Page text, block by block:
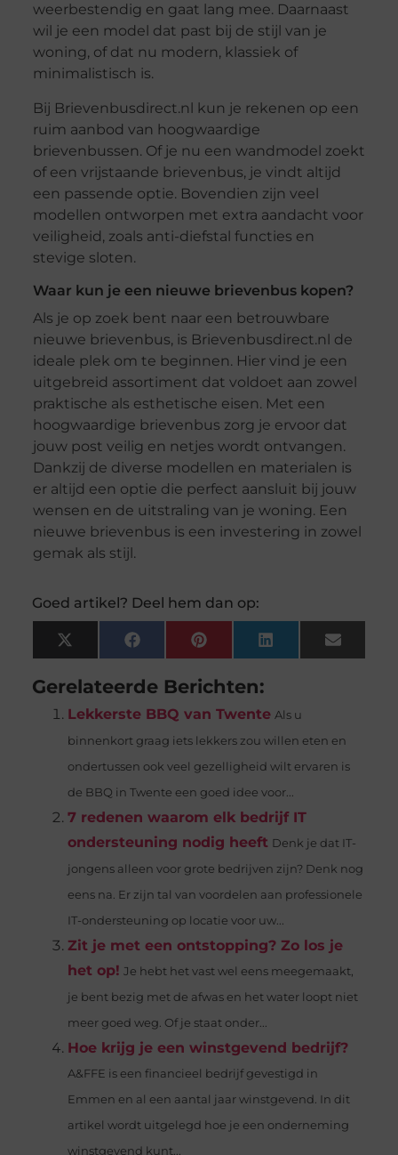
weerbestendig en gaat lang mee. Daarnaast
wil je een model dat past bij de stijl van je
woning, of dat nu modern, klassiek of
minimalistisch is.
Bij Brievenbusdirect.nl kun je rekenen op een
ruim aanbod van hoogwaardige
brievenbussen. Of je nu een wandmodel zoekt
of een vrijstaande brievenbus, je vindt altijd
een passende optie. Bovendien zijn veel
modellen ontworpen met extra aandacht voor
veiligheid, zoals anti-diefstal functies en
stevige sloten.
Waar kun je een nieuwe brievenbus kopen?
Als je op zoek bent naar een betrouwbare
nieuwe brievenbus, is Brievenbusdirect.nl de
ideale plek om te beginnen. Hier vind je een
uitgebreid assortiment dat voldoet aan zowel
praktische als esthetische eisen. Met een
hoogwaardige brievenbus zorg je ervoor dat
jouw post veilig en netjes wordt ontvangen.
Dankzij de diverse modellen en materialen is
er altijd een optie die perfect aansluit bij jouw
wensen en de uitstraling van je woning. Een
nieuwe brievenbus is een investering in zowel
gemak als stijl.
Goed artikel? Deel hem dan op:
X
(Twitter)
FacebookPinterestLinkedInEmail
Gerelateerde Berichten:
Lekkerste BBQ van Twente Als u
binnenkort graag iets lekkers zou willen eten en
ondertussen ook veel gezelligheid wilt ervaren is
de BBQ in Twente een goed idee voor...
7 redenen waarom elk bedrijf IT
ondersteuning nodig heeft Denk je dat IT-
jongens alleen voor grote bedrijven zijn? Denk nog
eens na. Er zijn tal van voordelen aan professionele
IT-ondersteuning op locatie voor uw...
Zit je met een ontstopping? Zo los je
het op! Je hebt het vast wel eens meegemaakt,
je bent bezig met de afwas en het water loopt niet
meer goed weg. Of je staat onder...
Hoe krijg je een winstgevend bedrijf?
A&FFE is een financieel bedrijf gevestigd in
Emmen en al een aantal jaar winstgevend. In dit
artikel wordt uitgelegd hoe je een onderneming
winstgevend kunt...